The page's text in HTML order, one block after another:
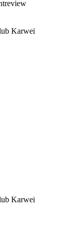
Karwei
Karwei